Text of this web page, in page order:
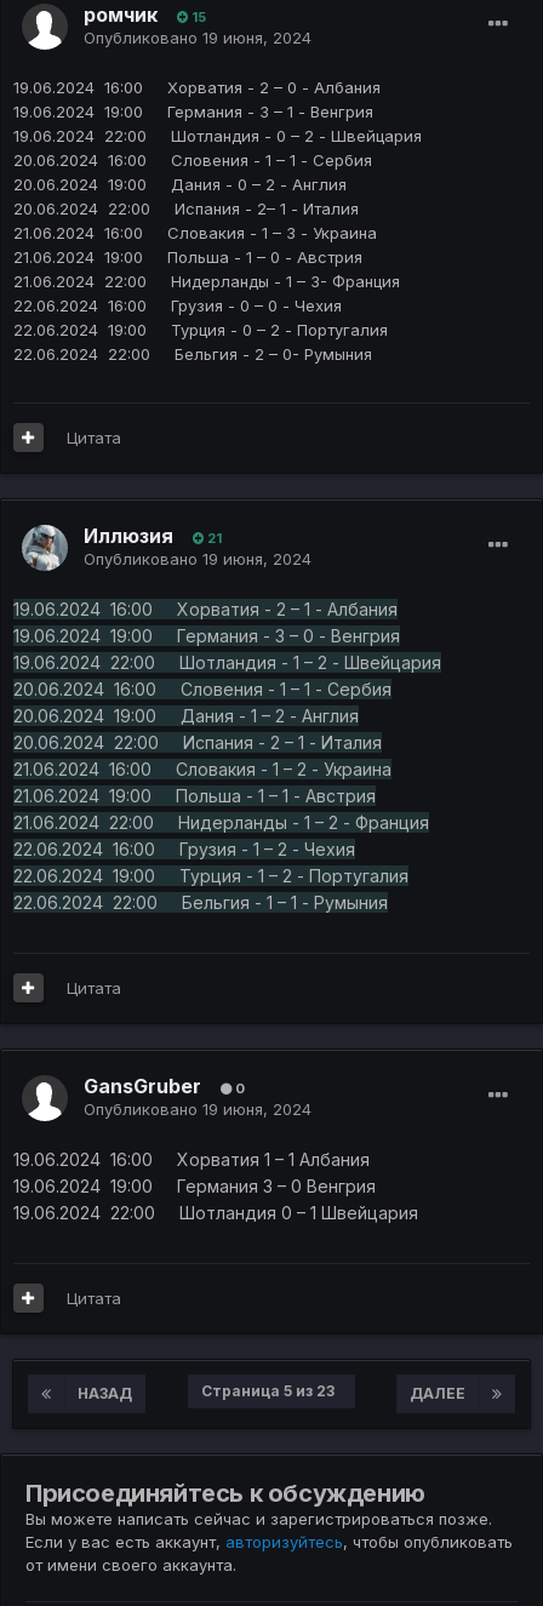
ромчик 15
Опубликовано 19 июня, 2024
19.06.2024 16:00 Хорватия - 2 – 0 - Албания
19.06.2024 19:00 Германия - 3 – 1 - Венгрия
19.06.2024 22:00 Шотландия - 0 – 2 - Швейцария
20.06.2024 16:00 Словения - 1 – 1 - Сербия
20.06.2024 19:00 Дания - 0 – 2 - Англия
20.06.2024 22:00 Испания - 2– 1 - Италия
21.06.2024 16:00 Словакия - 1 – 3 - Украина
21.06.2024 19:00 Польша - 1 – 0 - Австрия
21.06.2024 22:00 Нидерланды - 1 – 3- Франция
22.06.2024 16:00 Грузия - 0 – 0 - Чехия
22.06.2024 19:00 Турция - 0 – 2 - Португалия
22.06.2024 22:00 Бельгия - 2 – 0- Румыния
Цитата
Иллюзия 21
Опубликовано 19 июня, 2024
19.06.2024 16:00 Хорватия - 2 – 1 - Албания
19.06.2024 19:00 Германия - 3 – 0 - Венгрия
19.06.2024 22:00 Шотландия - 1 – 2 - Швейцария
20.06.2024 16:00 Словения - 1 – 1 - Сербия
20.06.2024 19:00 Дания - 1 – 2 - Англия
20.06.2024 22:00 Испания - 2 – 1 - Италия
21.06.2024 16:00 Словакия - 1 – 2 - Украина
21.06.2024 19:00 Польша - 1 – 1 - Австрия
21.06.2024 22:00 Нидерланды - 1 – 2 - Франция
22.06.2024 16:00 Грузия - 1 – 2 - Чехия
22.06.2024 19:00 Турция - 1 – 2 - Португалия
22.06.2024 22:00 Бельгия - 1 – 1 - Румыния
Цитата
GansGruber 0
Опубликовано 19 июня, 2024
19.06.2024 16:00 Хорватия 1 – 1 Албания
19.06.2024 19:00 Германия 3 – 0 Венгрия
19.06.2024 22:00 Шотландия 0 – 1 Швейцария
Цитата
НАЗАД ДАЛЕЕ
Страница 5 из 23
Присоединяйтесь к обсуждению
Вы можете написать сейчас и зарегистрироваться позже.
Если у вас есть аккаунт, авторизуйтесь, чтобы опубликовать
от имени своего аккаунта.